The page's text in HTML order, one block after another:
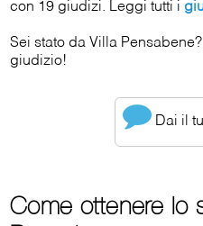
con 19 giudizi. Leggi tutti i
Sei stato da Villa
giudizio!
Dai il
Come ottenere lo